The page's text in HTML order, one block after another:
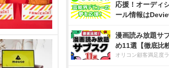
応援！オーディ
ール情報は
漫画読み放題サ
め11選【徹底比
オリコン顧客満足度